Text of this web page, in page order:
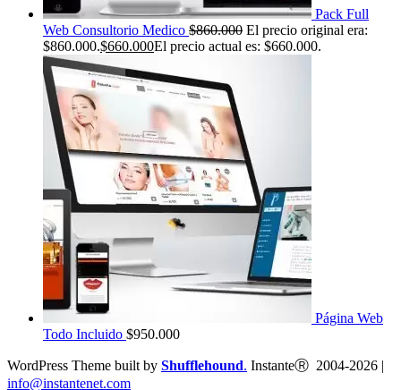
Pack Full
Web Consultorio Medico $860.000 El precio original era:
$860.000.$660.000El precio actual es: $660.000.
Página Web
Todo Incluido $950.000
WordPress Theme built by Shufflehound. InstanteⓇ 2004-2026 |
info@instantenet.com